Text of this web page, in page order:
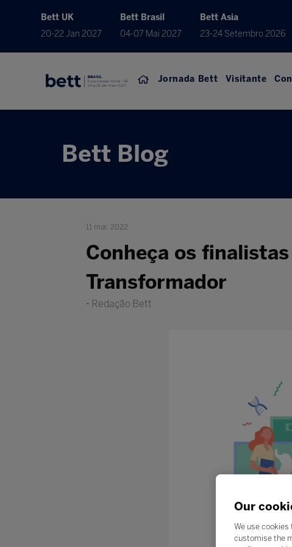
Bett UK
20-22 Jan 2027
Bett Brasil
04-07 Mai 2027
Bett Asia
23-24 Setembro 2026
Jornada Bett Visitante
Bett Blog
11 mar. 2022
Conheça os
Transformador
Redação Bett
Our
We use
customise the